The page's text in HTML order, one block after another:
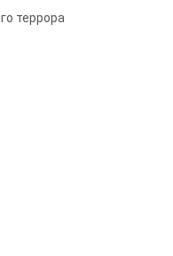
террора